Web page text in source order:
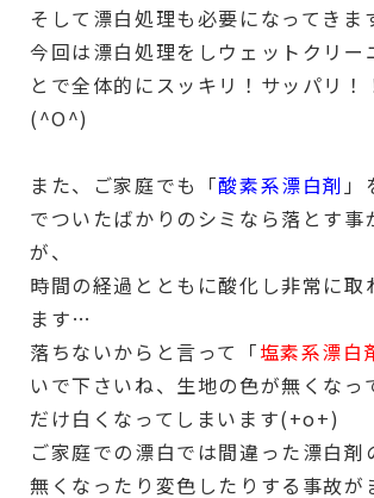
そして漂白処理も必要になってきま
今回は漂白処理をしウェットクリー
とで全体的にスッキリ！サッパリ！
(^O^)
また、ご家庭でも「酸素系漂白剤 」
でついたばかりのシミなら落とす事
が、
時間の経過とともに酸化し非常に取
ます…
落ちないからと言って「塩素系漂白
いで下さいね、生地の色が無くなっ
だけ白くなってしまいます(+o+)
ご家庭での漂白では間違った漂白剤
無くなったり変色したりする事故が